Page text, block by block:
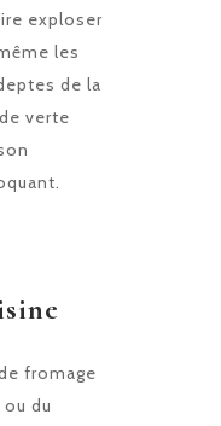
exploser
les
de la
verte
fromage
du